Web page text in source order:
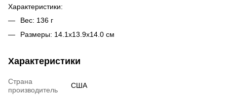
Характеристики:
Вес: 136 г
Размеры: 14.1х13.9х14.0 см
Характеристики
Страна
производитель
США